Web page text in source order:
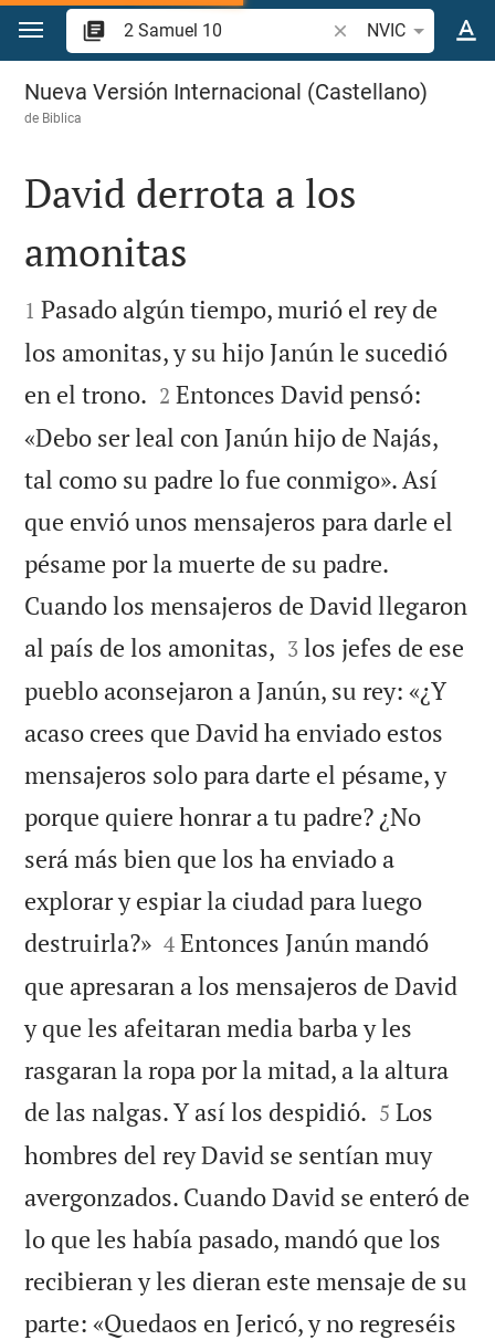
Ir a un contenido
Buscar versículo
NVIC
2 Samuel 10
Nueva Versión Internacional (Castellano)
de Biblica

David derrota a los
amonitas

1 Pasado algún tiempo, murió el rey de
los amonitas, y su hijo Janún le sucedió
en el trono. 

2 Entonces David pensó:
«Debo ser leal con Janún hijo de Najás,
tal como su padre lo fue conmigo». Así
que envió unos mensajeros para darle el
pésame por la muerte de su padre.
Cuando los mensajeros de David llegaron
al país de los amonitas, 

3 los jefes de ese
pueblo aconsejaron a Janún, su rey: «¿Y
acaso crees que David ha enviado estos
mensajeros solo para darte el pésame, y
porque quiere honrar a tu padre? ¿No
será más bien que los ha enviado a
explorar y espiar la ciudad para luego
destruirla?»
4 Entonces Janún mandó
que apresaran a los mensajeros de David
y que les afeitaran media barba y les
rasgaran la ropa por la mitad, a la altura
de las nalgas. Y así los despidió. 

5 Los
hombres del rey David se sentían muy
avergonzados. Cuando David se enteró de
lo que les había pasado, mandó que los
recibieran y les dieran este mensaje de su
parte: «Quedaos en Jericó, y no regreséis